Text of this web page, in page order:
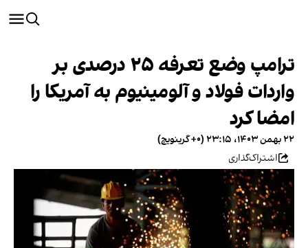
ترامپ وضع تعرفه ۲۵ درصدی بر
واردات فولاد و آلومینیوم به آمریکا را
امضا کرد
۲۲ بهمن ۱۴۰۳، ۲۳:۱۵ (‎+۰ گرینویچ)
اشتراک‌گذاری